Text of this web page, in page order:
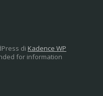
di Kadence WP
for information